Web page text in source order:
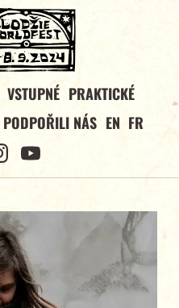
VSTUPNÉ PRAKTICKÉ
PODPOŘILI NÁS EN FR